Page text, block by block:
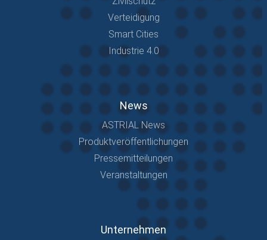
Verteidigung
Smart Cities
Industrie 4.0
News
ASTRIAL News
Produktveröffentlichungen
Pressemitteilungen
Veranstaltungen
Unternehmen